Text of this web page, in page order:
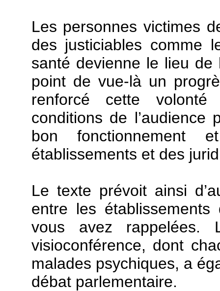
Les personnes victimes
des justiciables comme
santé devienne le lieu de
point de vue-là un
renforcé cette volonté
conditions de
bon fonctionnement
établissements et des
Le texte prévoit ainsi
entre les
vous avez
visioconférence, dont
malades psychiques, a
débat parlementaire.